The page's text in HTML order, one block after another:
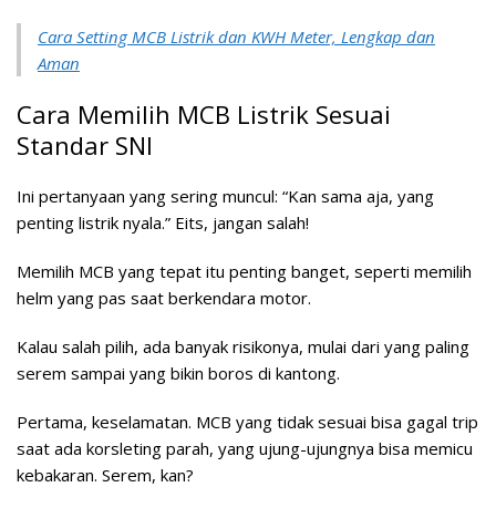
Cara Setting MCB Listrik dan KWH Meter, Lengkap dan
Aman
Cara Memilih MCB Listrik Sesuai
Standar SNI
Ini pertanyaan yang sering muncul: “Kan sama aja, yang
penting listrik nyala.” Eits, jangan salah!
Memilih MCB yang tepat itu penting banget, seperti memilih
helm yang pas saat berkendara motor.
Kalau salah pilih, ada banyak risikonya, mulai dari yang paling
serem sampai yang bikin boros di kantong.
Pertama, keselamatan. MCB yang tidak sesuai bisa gagal trip
saat ada korsleting parah, yang ujung-ujungnya bisa memicu
kebakaran. Serem, kan?